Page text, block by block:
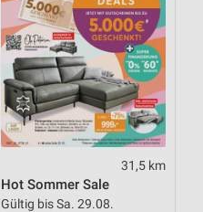
31,5 km
Hot Sommer Sale
Gültig bis Sa. 29.08.